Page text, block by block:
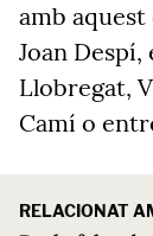
amb
Joan
Llobregat,
Camí o
RELACIONAT